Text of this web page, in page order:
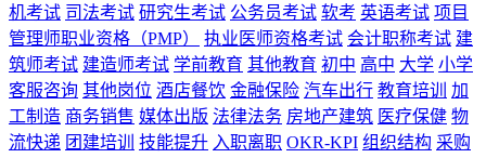
机考试 司法考试 研究生考试 公务员考试 软考 英语考试 项目
管理师职业资格（PMP）
执业医师资格考试 会计职称考试 建
筑师考试 建造师考试 学前教育 其他教育 初中 高中 大学 小学
客服咨询 其他岗位 酒店餐饮 金融保险 汽车出行 教育培训
加
工制造 商务销售 媒体出版 法律法务 房地产建筑 医疗保健 物
流快递 团建培训 技能提升 入职离职 OKR-KPI 组织结构 采购